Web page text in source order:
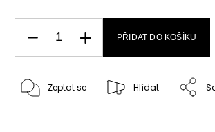
PŘIDAT DO KOŠÍKU
Zeptat se Hlídat